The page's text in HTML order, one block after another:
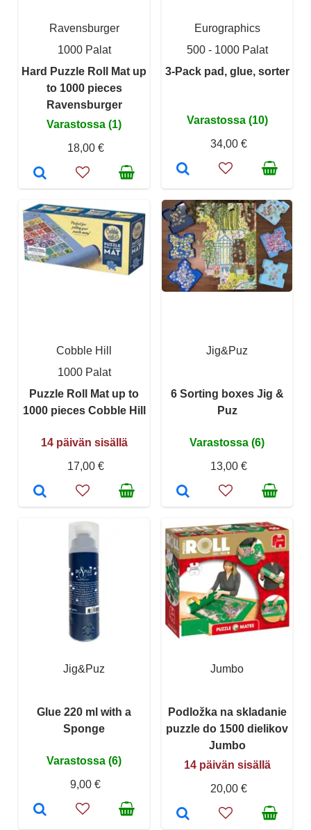
Ravensburger
1000 Palat
Hard Puzzle Roll Mat up
to 1000 pieces
Ravensburger
Varastossa (1)
18,00 €
Eurographics
500 - 1000 Palat
3-Pack pad, glue, sorter
Varastossa (10)
34,00 €
Cobble Hill
1000 Palat
Puzzle Roll Mat up to
1000 pieces Cobble Hill
14 päivän sisällä
17,00 €
Jig&Puz
6 Sorting boxes Jig &
Puz
Varastossa (6)
13,00 €
Jig&Puz
Glue 220 ml with a
Sponge
Varastossa (6)
9,00 €
Jumbo
Podložka na skladanie
puzzle do 1500 dielikov
Jumbo
14 päivän sisällä
20,00 €